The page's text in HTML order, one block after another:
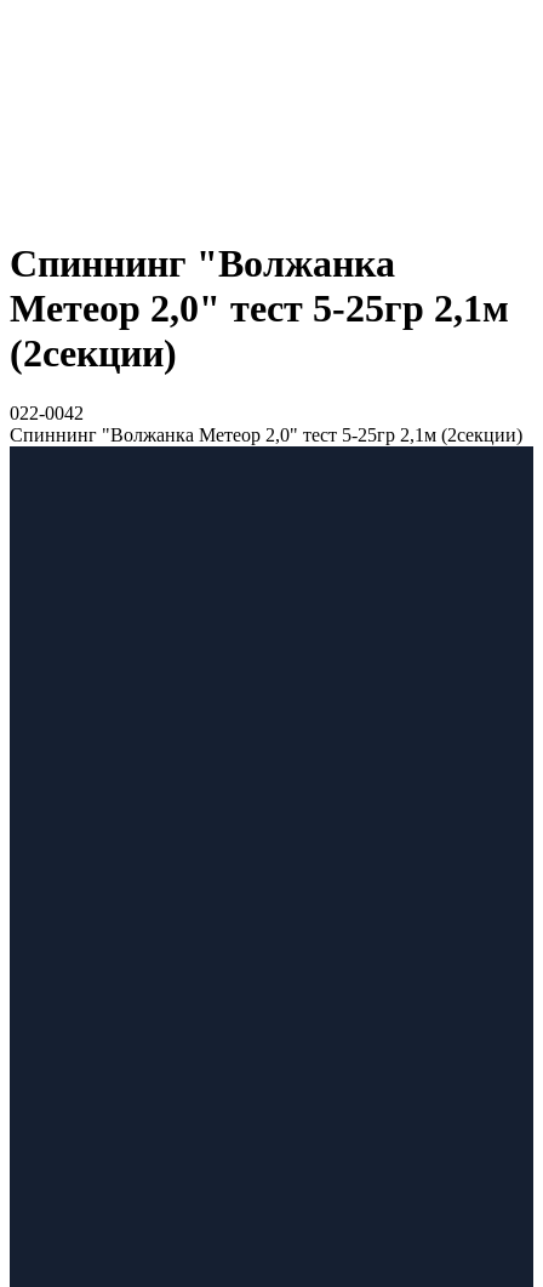
Спиннинг "Волжанка
Метеор 2,0" тест 5-25гр 2,1м
(2секции)
022-0042
Спиннинг "Волжанка Метеор 2,0" тест 5-25гр 2,1м (2секции)